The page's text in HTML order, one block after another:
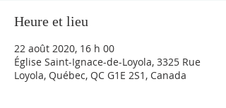
Heure et lieu
22 août 2020, 16 h 00
Église Saint-Ignace-de-Loyola, 3325 Rue
Loyola, Québec, QC G1E 2S1, Canada